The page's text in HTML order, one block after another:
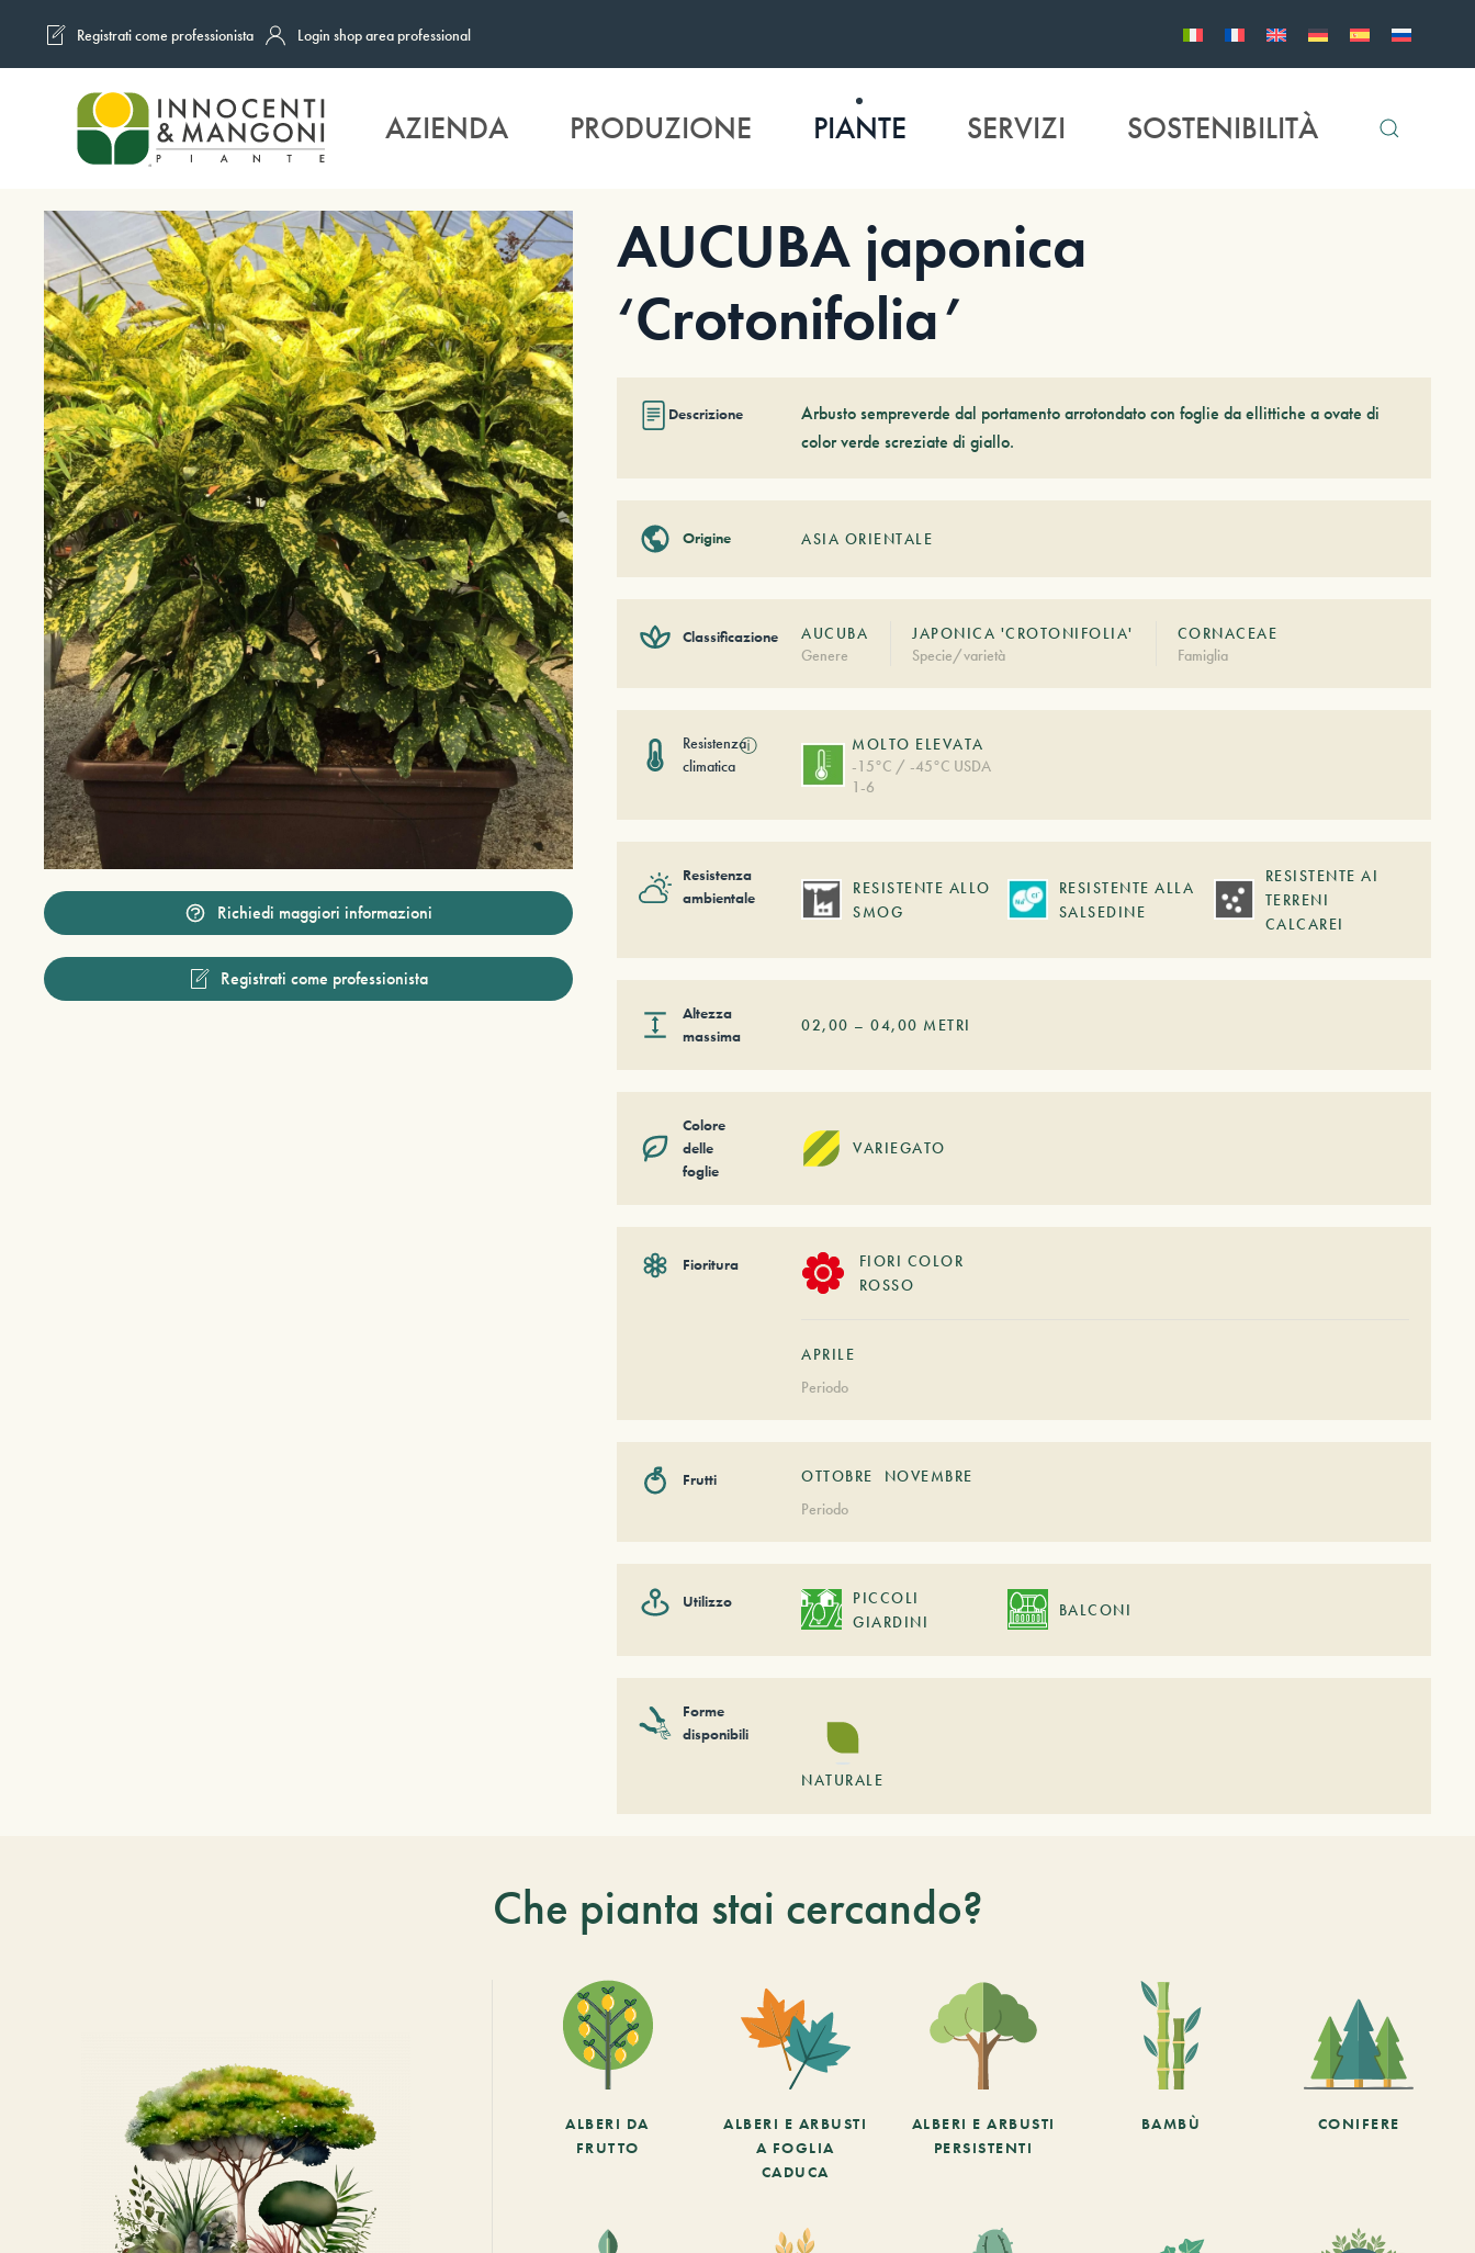
Skip to main content
Registrati come professionista Login shop area professional
AZIENDA PRODUZIONE PIANTE SERVIZI SOSTENIBILITÀ
Richiedi maggiori informazioni
Registrati come professionista
AUCUBA japonica
‘Crotonifolia’
Descrizione
Arbusto sempreverde dal portamento arrotondato con foglie da ellittiche a ovate di
color verde screziate di giallo.
Origine ASIA ORIENTALE
Classificazione
AUCUBA
Genere
JAPONICA 'CROTONIFOLIA'
Specie/varietà
CORNACEAE
Famiglia
Resistenza
climatica
ⓘ
MOLTO ELEVATA
-15°C / -45°C USDA
1-6
Resistenza
ambientale
RESISTENTE ALLO
SMOG
RESISTENTE ALLA
SALSEDINE
RESISTENTE AI
TERRENI
CALCAREI
Altezza
massima
02,00 –04,00 METRI
Colore
delle
foglie
VARIEGATO
Fioritura
FIORI COLOR
ROSSO
APRILE
Periodo
Frutti OTTOBRE
NOVEMBRE
Periodo
Utilizzo
PICCOLI
GIARDINI
BALCONI
Forme
disponibili
NATURALE
Che pianta stai cercando?
ALBERI DA
FRUTTO
ALBERI E ARBUSTI
A FOGLIA
CADUCA
ALBERI E ARBUSTI
PERSISTENTI
BAMBÙ CONIFERE